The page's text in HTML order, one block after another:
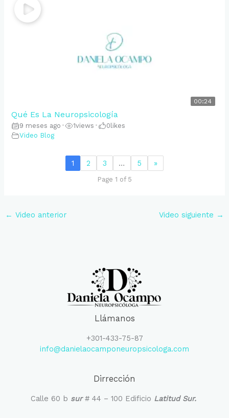
00:24
Qué Es La Neuropsicología
9 meses ago • 1views • 0likes
Video Blog
1 2 3 … 5 »
Page 1 of 5
← Video anterior Video siguiente →
Llámanos
+301-433-75-87
info@danielaocamponeuropsicologa.com
Dirrección
Calle 60 b sur# 44 – 100 Edificio Latitud Sur.